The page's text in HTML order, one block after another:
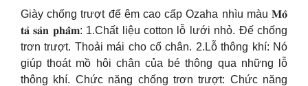
Giày chống trượt đế êm cao cấp Ozaha nhìu màu 𝐌𝐨̂
𝐭𝐚̉ 𝐬𝐚̉𝐧 𝐩𝐡𝐚̂̉𝐦: 1.Chất liệu cotton lỗ lưới nhỏ. Đế chống
trơn trượt. Thoải mái cho cổ chân. 2.Lỗ thông khí: Nó
giúp thoát mồ hôi chân của bé thông qua những lỗ
thông khí. Chức năng chống trơn trượt: Chức năng